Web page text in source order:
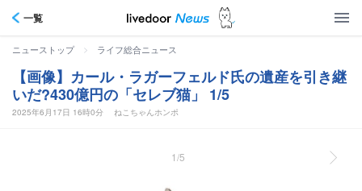
一覧
ニューストップ > ライフ総合ニュース
【画像】カール・ラガーフェルド氏の遺産を引き継
いだ?430億円の「セレブ猫」 1/5
2025年6月17日 16時0分 ねこちゃんホンポ
1/5